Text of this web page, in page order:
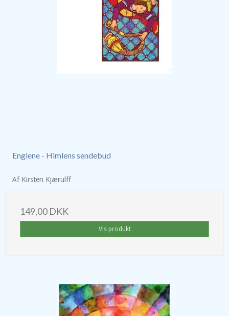
Englene - Himlens sendebud
Af Kirsten Kjærulff
149,00 DKK
Vis produkt